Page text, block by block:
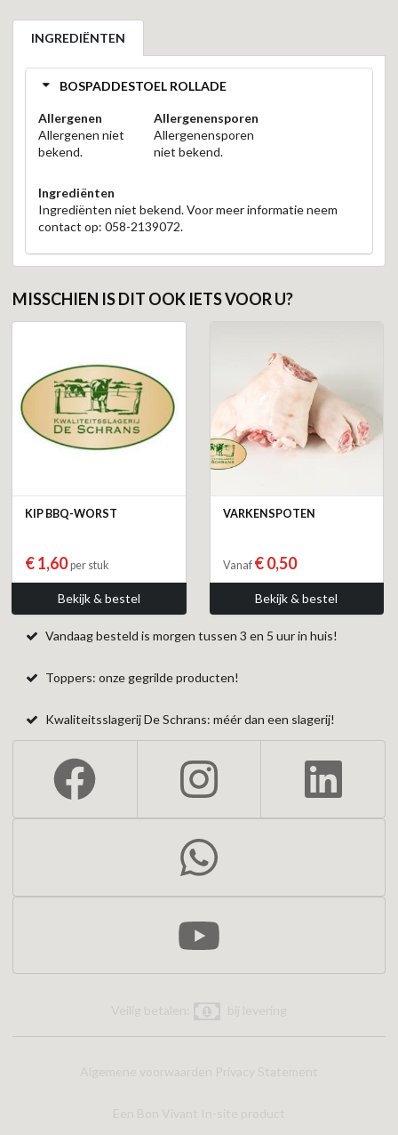
INGREDIËNTEN
BOSPADDESTOEL ROLLADE
Allergenen
Allergenen niet
bekend.
Allergenensporen
Allergenensporen
niet bekend.
Ingrediënten
Ingrediënten niet bekend. Voor meer informatie neem
contact op: 058-2139072.
MISSCHIEN IS DIT OOK IETS VOOR U?
KIP BBQ-WORST
€ 1,60per stuk
Bekijk & bestel
VARKENSPOTEN
Vanaf € 0,50
Bekijk & bestel
Vandaag besteld is morgen tussen 3 en 5 uur in huis!
Toppers: onze gegrilde producten!
Kwaliteitsslagerij De Schrans: méér dan een slagerij!